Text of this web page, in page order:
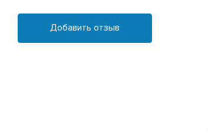
Добавить отзыв